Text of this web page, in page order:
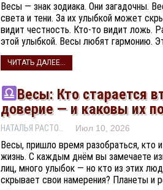
Весы — знак зодиака. Они загадочны.
света и тени. За их улыбкой может
видит честность. Кто-то видит ложь.
этой улыбкой. Весы любят гармонию.
ЧИТАТЬ ДАЛЕЕ...
Весы: Кто старается
доверие — и каковы их
Июл 10, 2026
Весы, пришло время разобраться, кто
жизнь. С каждым днём вы замечаете
лиц, много улыбок — но кто из этих
скрывает свои намерения? Планеты и